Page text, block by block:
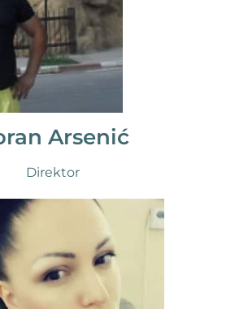
Arsenić
Direktor